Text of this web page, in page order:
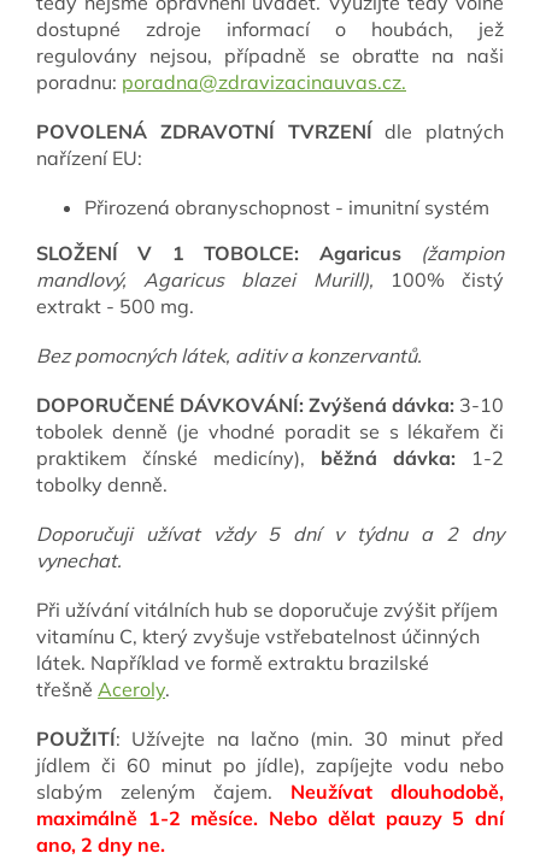
dostupné zdroje informací o houbách, jež
regulovány nejsou, případně se obraťte na naši
poradnu: poradna@zdravizacinauvas.cz.
POVOLENÁ ZDRAVOTNÍ TVRZENÍ dle platných
nařízení EU:
Přirozená obranyschopnost - imunitní systém
SLOŽENÍ V 1 TOBOLCE: Agaricus (žampion
mandlový, Agaricus blazei Murill), 100% čistý
extrakt - 500 mg.
Bez pomocných látek, aditiv a konzervantů.
DOPORUČENÉ DÁVKOVÁNÍ: Zvýšená dávka: 3-10
tobolek denně (je vhodné poradit se s lékařem či
praktikem čínské medicíny), běžná dávka: 1-2
tobolky denně.
Doporučuji užívat vždy 5 dní v týdnu a 2 dny
vynechat.
Při užívání vitálních hub se doporučuje zvýšit příjem
vitamínu C, který zvyšuje vstřebatelnost účinných
látek. Například ve formě extraktu brazilské
třešně Aceroly.
POUŽITÍ: Užívejte na lačno (min. 30 minut před
jídlem či 60 minut po jídle), zapíjejte vodu nebo
slabým zeleným čajem. Neužívat dlouhodobě,
maximálně 1-2 měsíce. Nebo dělat pauzy 5 dní
ano, 2 dny ne.